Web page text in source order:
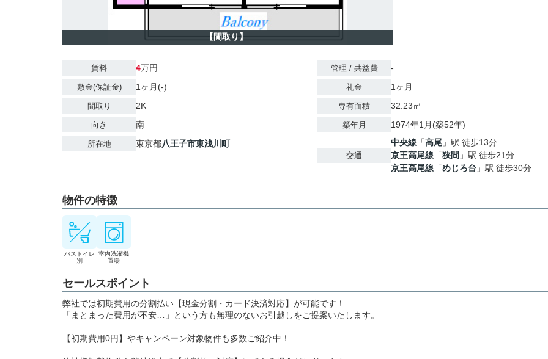
【間取り】
賃料 4万円
敷金(保証金) 1ヶ月(-)
間取り 2K
向き 南
所在地 東京都八王子市東浅川町
管理 / 共益費 -
礼金 1ヶ月
専有面積 32.23㎡
築年月 1974年1月(築52年)
交通
中央線 「高尾 」駅 徒歩13分
京王高尾線 「狭間 」駅 徒歩21分
京王高尾線 「めじろ台 」駅 徒歩30分
物件の特徴
バストイレ
別
室内洗濯機
置場
セールスポイント
弊社では初期費用の分割払い【現金分割・カード決済対応】が可能です！
「まとまった費用が不安…」という方も無理のないお引越しをご提案いたします。
【初期費用0円】やキャンペーン対象物件も多数ご紹介中！